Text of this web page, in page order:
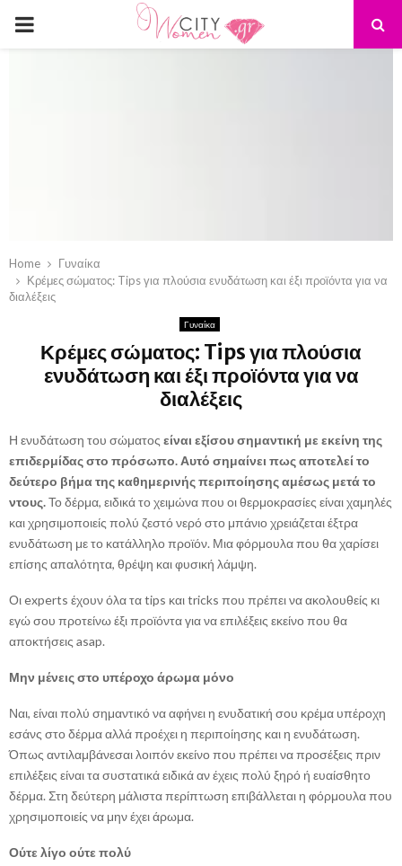
PRIMARY
Home
Γυναίκα
Κρέμες σώματος: Tips για πλούσια ενυδάτωση και έξι προϊόντα για να
διαλέξεις
Γυναίκα
Κρέμες σώματος: Tips για πλούσια
ενυδάτωση και έξι προϊόντα για να
διαλέξεις
Η ενυδάτωση του σώματος είναι εξίσου σημαντική με εκείνη της
επιδερμίδας στο πρόσωπο. Αυτό σημαίνει πως αποτελεί το
δεύτερο βήμα της καθημερινής περιποίησης αμέσως μετά το
ντους.Το δέρμα, ειδικά το χειμώνα που οι θερμοκρασίες είναι χαμηλές
και χρησιμοποιείς πολύ ζεστό νερό στο μπάνιο χρειάζεται έξτρα
ενυδάτωση με το κατάλληλο προϊόν. Μια φόρμουλα που θα χαρίσει
επίσης απαλότητα, θρέψη και φυσική λάμψη.
Οι experts έχουν όλα τα tips και tricks που πρέπει να ακολουθείς κι
εγώ σου προτείνω έξι προϊόντα για να επιλέξεις εκείνο που θα
αποκτήσεις asap.
Μην μένεις στο υπέροχο άρωμα μόνο
Ναι, είναι πολύ σημαντικό να αφήνει η ενυδατική σου κρέμα υπέροχη
εσάνς στο δέρμα αλλά προέχει η περιποίησης και η ενυδάτωση.
Όπως αντιλαμβάνεσαι λοιπόν εκείνο που πρέπει να προσέξεις πριν
επιλέξεις είναι τα συστατικά ειδικά αν έχεις πολύ ξηρό ή ευαίσθητο
δέρμα. Στη δεύτερη μάλιστα περίπτωση επιβάλλεται η φόρμουλα που
χρησιμοποιείς να μην έχει άρωμα.
Ούτε λίγο ούτε πολύ